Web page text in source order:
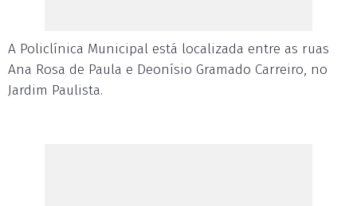
A Policlínica Municipal está localizada entre as ruas
Ana Rosa de Paula e Deonísio Gramado Carreiro, no
Jardim Paulista.